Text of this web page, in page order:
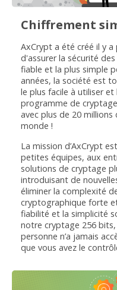
Chiffrement
AxCrypt a été créé il y
d'assurer la sécurité
fiable et la plus simple
années, la société est
le plus facile à utiliser
programme de
avec plus de 20
monde !
La mission d’AxCrypt
petites équipes, aux
solutions de cryptage
introduisant de
éliminer la complexité
cryptographique forte
fiabilité et la simplicité
notre cryptage 256
personne n’a jamais
que vous avez le